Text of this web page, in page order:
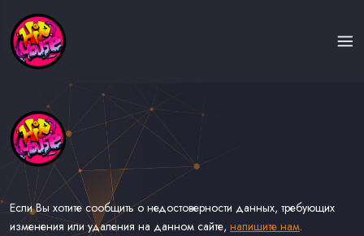
Если Вы хотите сообщить о недостоверности данных, требующих
изменения или удаления на данном сайте, напишите нам.